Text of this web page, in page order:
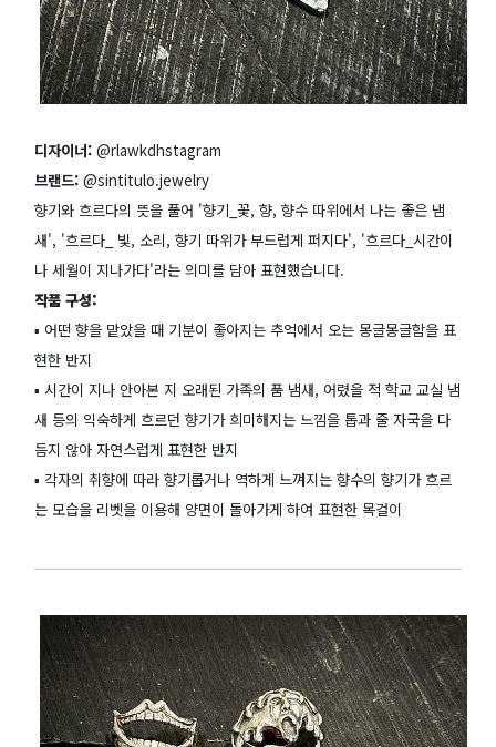
디자이너: @rlawkdhstagram
브랜드: @sintitulo.jewelry
향기와 흐르다의 뜻을 풀어 '향기_꽃, 향, 향수 따위에서 나는 좋은 냄
새', '흐르다_ 빛, 소리, 향기 따위가 부드럽게 퍼지다', '흐르다_시간이
나 세월이 지나가다'라는 의미를 담아 표현했습니다.
작품 구성:
▪️ 어떤 향을 맡았을 때 기분이 좋아지는 추억에서 오는 몽글몽글함을 표
현한 반지
▪️ 시간이 지나 안아본 지 오래된 가족의 품 냄새, 어렸을 적 학교 교실 냄
새 등의 익숙하게 흐르던 향기가 희미해지는 느낌을 톱과 줄 자국을 다
듬지 않아 자연스럽게 표현한 반지
▪️ 각자의 취향에 따라 향기롭거나 역하게 느껴지는 향수의 향기가 흐르
는 모습을 리벳을 이용해 양면이 돌아가게 하여 표현한 목걸이